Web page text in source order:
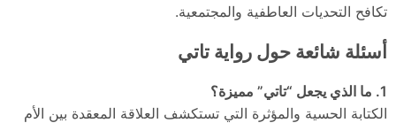
تكافح التحديات العاطفية والمجتمعية.
أسئلة شائعة حول رواية تاتي
1. ما الذي يجعل “تاتي” مميزة؟
الكتابة الحسية والمؤثرة التي تستكشف العلاقة المعقدة بين الأم